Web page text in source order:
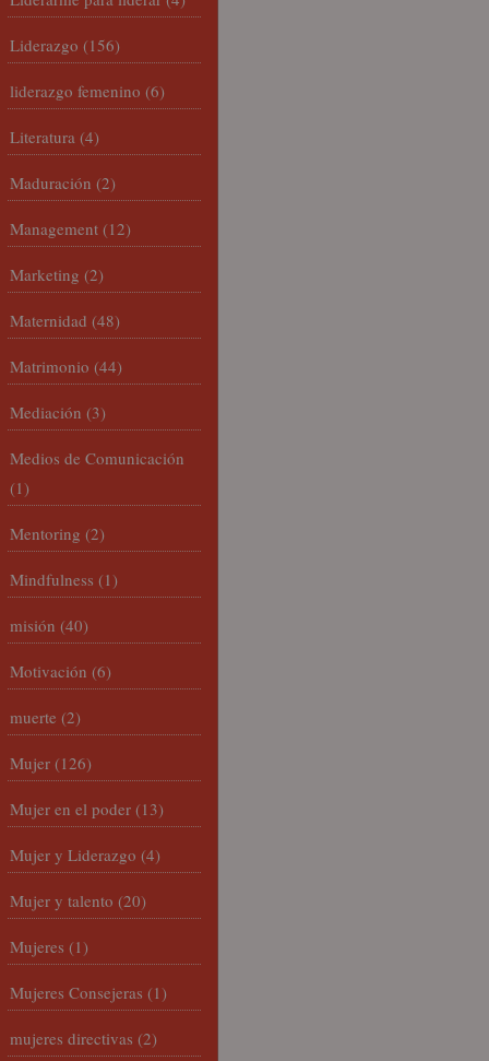
Liderazgo (156)
liderazgo femenino (6)
Literatura (4)
Maduración (2)
Management (12)
Marketing (2)
Maternidad (48)
Matrimonio (44)
Mediación (3)
Medios de Comunicación
(1)
Mentoring (2)
Mindfulness (1)
misión (40)
Motivación (6)
muerte (2)
Mujer (126)
Mujer en el poder (13)
Mujer y Liderazgo (4)
Mujer y talento (20)
Mujeres (1)
Mujeres Consejeras (1)
mujeres directivas (2)